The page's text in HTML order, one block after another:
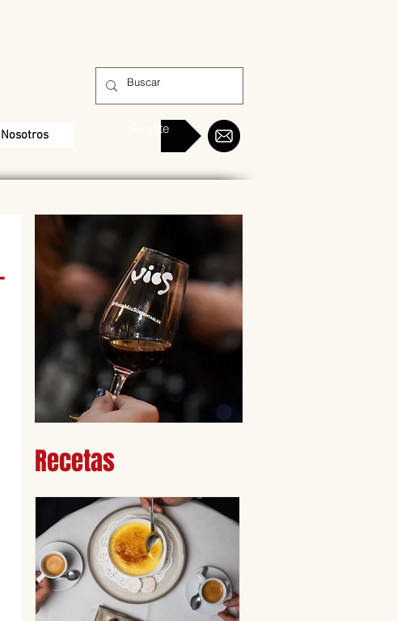
Nosotros Sumate
Recetas